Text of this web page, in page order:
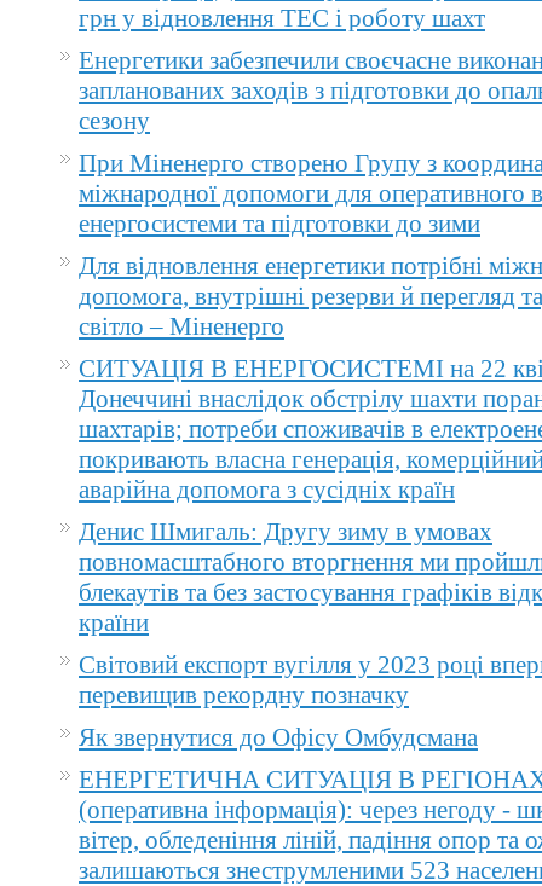
грн у відновлення ТЕС і роботу шахт
Енергетики забезпечили своєчасне
запланованих заходів з підготовки до
сезону
При Міненерго створено Групу з
міжнародної допомоги для оперативного
енергосистеми та підготовки до зими
Для відновлення енергетики потрібні
допомога, внутрішні резерви й перегляд
світло – Міненерго
СИТУАЦІЯ В ЕНЕРГОСИСТЕМІ на 22
Донеччині внаслідок обстрілу шахти
шахтарів; потреби споживачів в
покривають власна генерація,
аварійна допомога з сусідніх країн
Денис Шмигаль: Другу зиму в умовах
повномасштабного вторгнення ми
блекаутів та без застосування графіків
країни
Світовий експорт вугілля у 2023 році
перевищив рекордну позначку
Як звернутися до Офісу Омбудсмана
ЕНЕРГЕТИЧНА СИТУАЦІЯ В
(оперативна інформація): через негоду -
вітер, обледеніння ліній, падіння опор та
залишаються знеструмленими 523